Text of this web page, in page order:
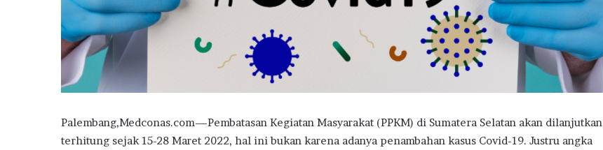
Palembang,Medconas.com—Pembatasan Kegiatan Masyarakat (PPKM) di Sumatera Selatan akan dilanjutkan
terhitung sejak 15-28 Maret 2022, hal ini bukan karena adanya penambahan kasus Covid-19. Justru angka